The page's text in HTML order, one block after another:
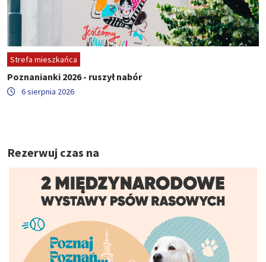
Strefa mieszkańca
Poznanianki 2026 - ruszył nabór
6 sierpnia 2026
Rezerwuj czas na